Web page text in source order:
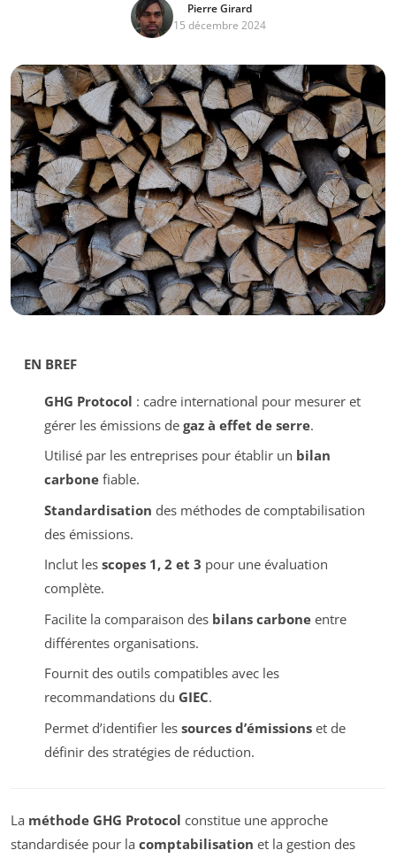
Pierre Girard
15 décembre 2024
EN BREF
GHG Protocol : cadre international pour mesurer et
gérer les émissions de gaz à effet de serre.
Utilisé par les entreprises pour établir un bilan
carbonefiable.
Standardisation des méthodes de comptabilisation
des émissions.
Inclut les scopes 1, 2 et 3 pour une évaluation
complète.
Facilite la comparaison des bilans carboneentre
différentes organisations.
Fournit des outils compatibles avec les
recommandations du GIEC.
Permet d’identifier les sources d’émissionset de
définir des stratégies de réduction.
La méthode GHG Protocol constitue une approche
standardisée pour la comptabilisation et la gestion des